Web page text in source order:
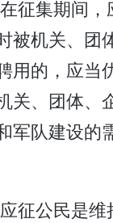
征集期间
被机关、团
用的，应当
关、团体、
军队建设的
征公民是